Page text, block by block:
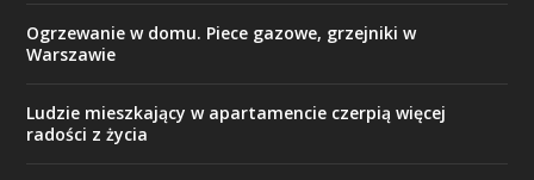
Ogrzewanie w domu. Piece gazowe, grzejniki w
Warszawie
Ludzie mieszkający w apartamencie czerpią więcej
radości z życia